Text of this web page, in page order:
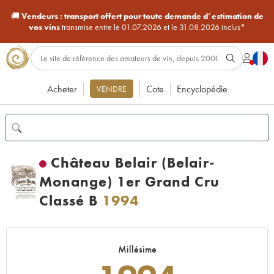
🚚Vendeurs : transport offert pour toute demande d’estimation de
vos vinstransmise entre le 01.07.2026 et le 31.08.2026 inclus*
Acheter VENDRE Cote Encyclopédie
Château Belair (Belair-
Monange) 1er Grand Cru
Classé B 1994
Millésime